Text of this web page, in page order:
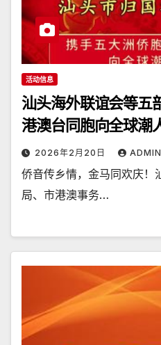
活动信息
汕头海外联谊会等五
港澳台同胞向全球潮
2026年2月20日 ADMIN
侨音传乡情，金马同欢庆！
局、市港澳事务…